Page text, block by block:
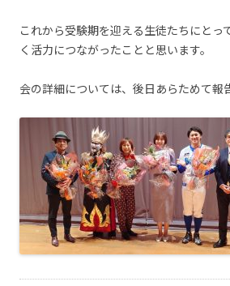
これから受験期を迎える生徒たちにとっ
く活力につながったことと思います。
会の詳細については、後日あらためて報